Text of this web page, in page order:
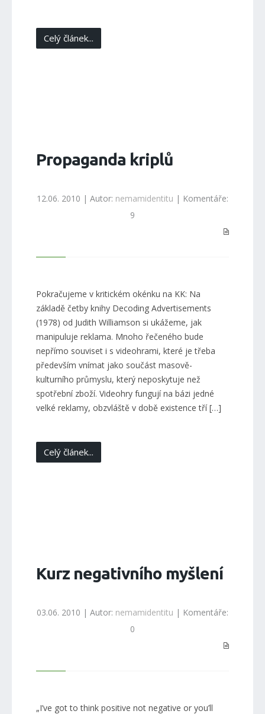
Celý článek...
Propaganda kriplů
12.06. 2010 | Autor: nemamidentitu | Komentáře:
9
Pokračujeme v kritickém okénku na KK: Na
základě četby knihy Decoding Advertisements
(1978) od Judith Williamson si ukážeme, jak
manipuluje reklama. Mnoho řečeného bude
nepřímo souviset i s videohrami, které je třeba
především vnímat jako součást masově-
kulturního průmyslu, který neposkytuje než
spotřební zboží. Videohry fungují na bázi jedné
velké reklamy, obzvláště v době existence tří […]
Celý článek...
Kurz negativního myšlení
03.06. 2010 | Autor: nemamidentitu | Komentáře:
0
„I’ve got to think positive not negative or you’ll